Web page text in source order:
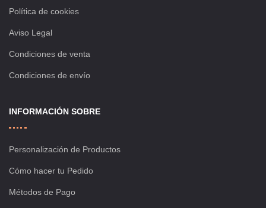
Política de cookies
Aviso Legal
Condiciones de venta
Condiciones de envío
INFORMACIÓN SOBRE
Personalización de Productos
Cómo hacer tu Pedido
Métodos de Pago